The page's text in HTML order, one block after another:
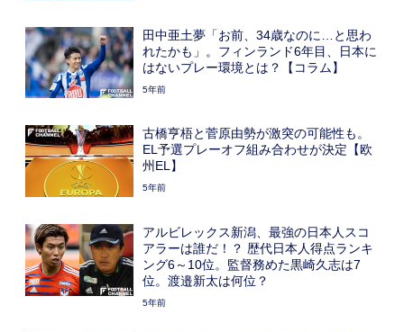
田中亜土夢「お前、34歳なのに…と思わ
れたかも」。フィンランド6年目、日本に
はないプレー環境とは？【コラム】
5年前
古橋亨梧と菅原由勢が激突の可能性も。
EL予選プレーオフ組み合わせが決定【欧
州EL】
5年前
アルビレックス新潟、最強の日本人スコ
アラーは誰だ！？ 歴代日本人得点ランキ
ング6～10位。監督務めた黒崎久志は7
位。渡邉新太は何位？
5年前